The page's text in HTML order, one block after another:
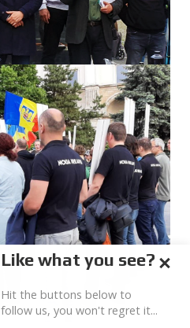
Like what you see?
Hit the buttons below to
follow us, you won't regret it...